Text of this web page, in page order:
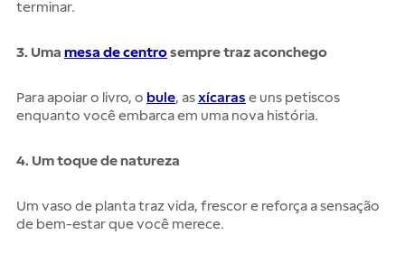
terminar.
3. Uma mesa de centrosempre traz aconchego
Para apoiar o livro, o bule, asxícaras e uns petiscos
enquanto você embarca em uma nova história.
4. Um toque de natureza
Um vaso de planta traz vida, frescor e reforça a sensação
de bem-estar que você merece.